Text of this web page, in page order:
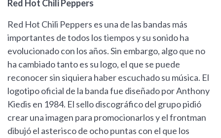
Red Hot Chili Peppers
Red Hot Chili Peppers es una de las bandas más
importantes de todos los tiempos y su sonido ha
evolucionado con los años. Sin embargo, algo que no
ha cambiado tanto es su logo, el que se puede
reconocer sin siquiera haber escuchado su música. El
logotipo oficial de la banda fue diseñado por Anthony
Kiedis en 1984. El sello discográfico del grupo pidió
crear una imagen para promocionarlos y el frontman
dibujó el asterisco de ocho puntas con el que los